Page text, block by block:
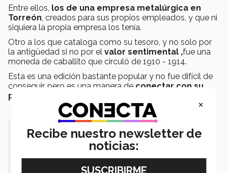
Entre ellos, los de una empresa metalúrgica en
Torreón, creados para sus propios empleados, y que ni
siquiera la propia empresa los tenía.
Otro a los que cataloga como su tesoro, y no solo por
la antigüedad si no por el valor sentimental ,fue una
moneda de caballito que circuló de 1910 - 1914.
Esta es una edición bastante popular y no fue difícil de
conseguir, pero es una manera de conectar con su
pasado
“Lo más valioso de los artículos,
billetes y monedas es cuando
compartes su historia.”
×
Recibe nuestro newsletter de
noticias: